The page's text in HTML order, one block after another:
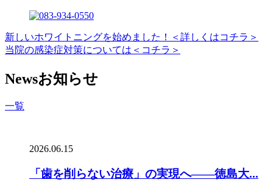
新しいホワイトニングを始めました！＜詳しくはコチラ＞
当院の感染症対策については＜コチラ＞
Newsお知らせ
一覧
2026.06.15
「歯を削らない治療」の実現へ――徳島大...